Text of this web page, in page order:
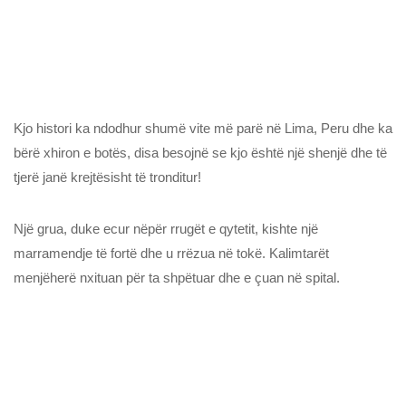
Kjo histori ka ndodhur shumë vite më parë në Lima, Peru dhe ka
bërë xhiron e botës, disa besojnë se kjo është një shenjë dhe të
tjerë janë krejtësisht të tronditur!
Një grua, duke ecur nëpër rrugët e qytetit, kishte një
marramendje të fortë dhe u rrëzua në tokë. Kalimtarët
menjëherë nxituan për ta shpëtuar dhe e çuan në spital.